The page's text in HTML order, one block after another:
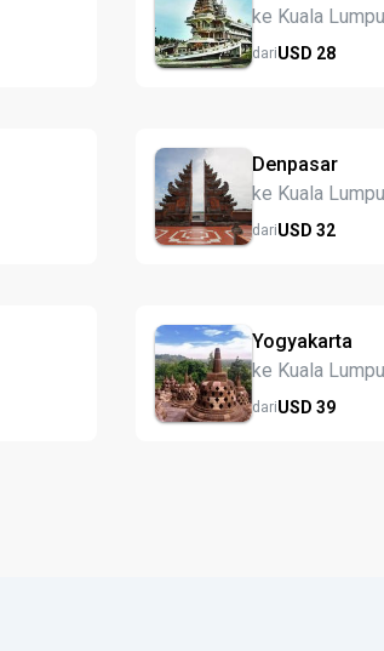
ke Kuala
dariUSD 28
Denpasar
ke Kuala
dariUSD 32
Yogyakarta
ke Kuala
dariUSD 39